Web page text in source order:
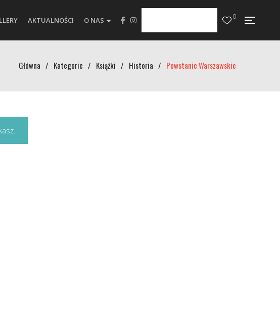
AKTUALNOŚCI O NAS 0
Główna / Kategorie / Książki / Historia / Powstanie Warszawskie